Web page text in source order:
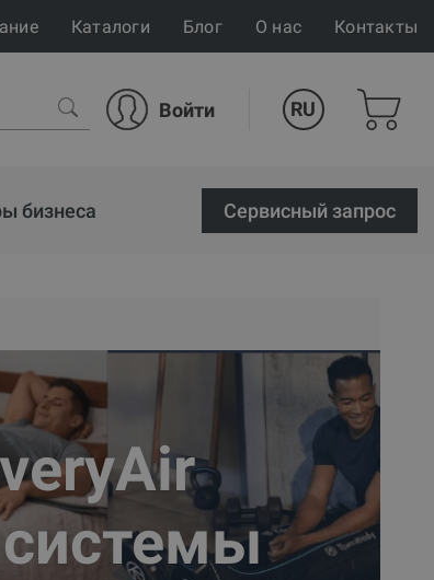
Каталоги Блог О нас Контакты
Войти RU
бизнеса Cервисный запрос